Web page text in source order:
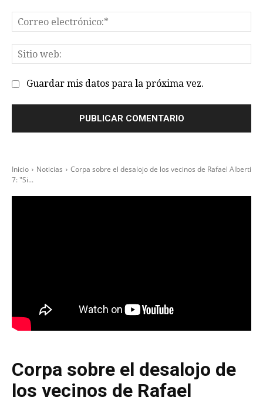
Guardar mis datos para la próxima vez.